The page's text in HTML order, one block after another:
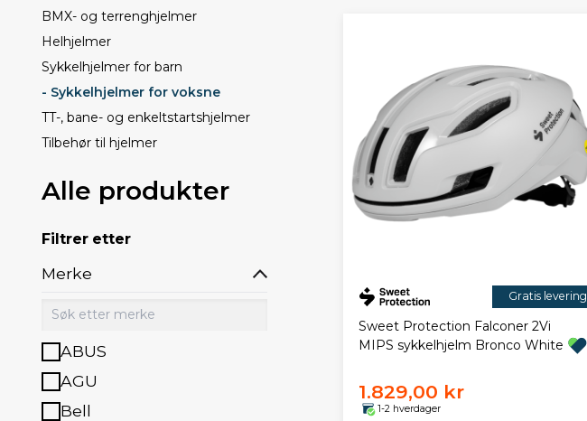
BMX- og terrenghjelmer
Helhjelmer
Sykkelhjelmer for barn
- Sykkelhjelmer for voksne
TT-, bane- og enkeltstartshjelmer
Tilbehør til hjelmer
Alle produkter
Filtrer etter
Merke
ABUS
AGU
Bell
Gratis levering
Sweet Protection Falconer 2Vi
MIPS sykkelhjelm Bronco White
1.829,00 kr
1-2 hverdager